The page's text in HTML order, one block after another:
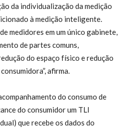
da individualização da medição
à medição inteligente.
medidores em um único gabinete,
de partes comuns,
do espaço físico e redução
afirma.
do consumo de
do consumidor um TLI
que recebe os dados do